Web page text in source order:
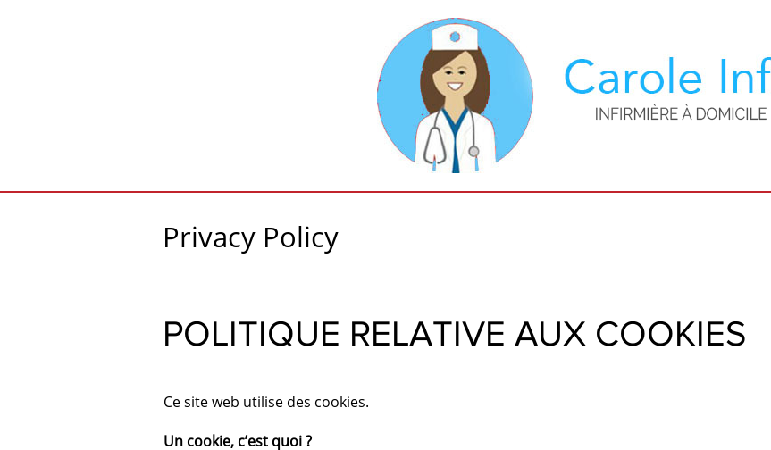
Privacy Policy
POLITIQUE RELATIVE AUX COOKIES
Ce site web utilise des cookies.
Un cookie, c’est quoi ?